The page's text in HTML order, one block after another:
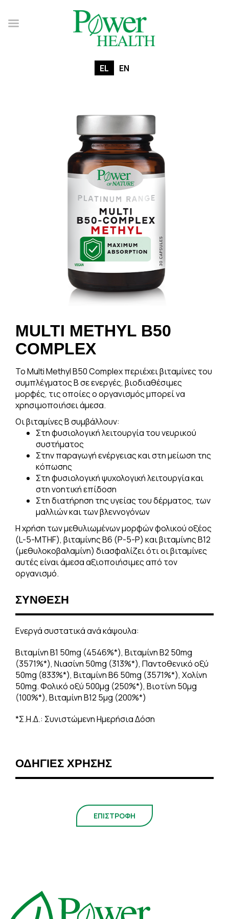
EL EN
MULTI METHYL B50
COMPLEX
Το Multi Methyl B50 Complex περιέχει βιταμίνες του
συμπλέγματος Β σε ενεργές, βιοδιαθέσιμες
μορφές, τις οποίες ο οργανισμός μπορεί να
χρησιμοποιήσει άμεσα.
Οι βιταμίνες Β συμβάλλουν:
Στη φυσιολογική λειτουργία του νευρικού
συστήματος
Στην παραγωγή ενέργειας και στη μείωση της
κόπωσης
Στη φυσιολογική ψυχολογική λειτουργία και
στη νοητική επίδοση
Στη διατήρηση της υγείας του δέρματος, των
μαλλιών και των βλεννογόνων
Η χρήση των μεθυλιωμένων μορφών φολικού οξέος
(L-5-MTHF), βιταμίνης Β6 (P-5-P) και βιταμίνης Β12
(μεθυλοκοβαλαμίνη) διασφαλίζει ότι οι βιταμίνες
αυτές είναι άμεσα αξιοποιήσιμες από τον
οργανισμό.
ΣΥΝΘΕΣΗ
Ενεργά συστατικά ανά κάψουλα:
Βιταμίνη Β1 50mg (4546%*), Βιταμίνη Β2 50mg
(3571%*), Νιασίνη 50mg (313%*), Παντοθενικό οξύ
50mg (833%*), Βιταμίνη Β6 50mg (3571%*), Χολίνη
50mg. Φολικό οξύ 500μg (250%*), Βιοτίνη 50μg
(100%*), Βιταμίνη Β12 5μg (200%*)
*Σ.Η.Δ.: Συνιστώμενη Ημερήσια Δόση
ΟΔΗΓΙΕΣ ΧΡΗΣΗΣ
ΕΠΙΣΤΡΟΦΗ